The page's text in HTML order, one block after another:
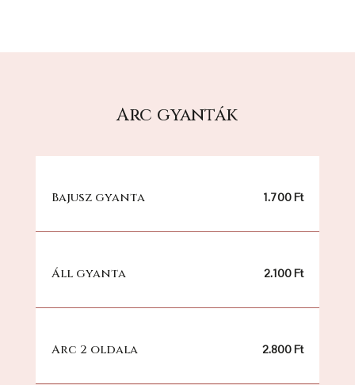
Arc gyanták
Bajusz gyanta 1.700 Ft
Áll gyanta 2.100 Ft
Arc 2 oldala 2.800 Ft